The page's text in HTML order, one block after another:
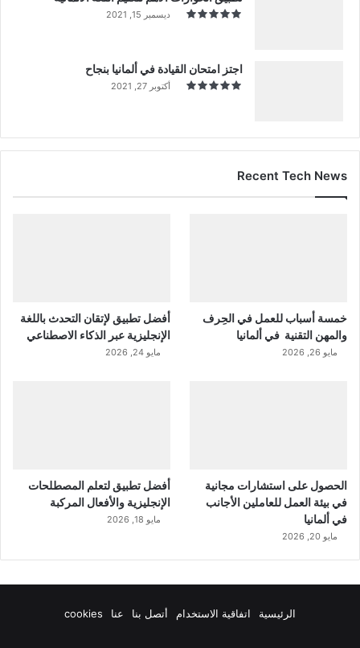
ديسمبر 15, 2021
اجتز امتحان القيادة في ألمانيا بنجاح
أكتوبر 27, 2021
Recent Tech News
خمسة أسباب للعمل في الحِرف
والمهن التقنية في ألمانيا
مايو 26, 2026
أفضل تطبيق لإتقان التحدث باللغة
الإنجليزية عبر الذكاء الاصطناعي
مايو 24, 2026
الحصول على استشارات مجانية
في بيئة العمل للعاملين الأجانب
في ألمانيا
مايو 20, 2026
أفضل تطبيق لتعلم المصطلحات
الإنجليزية والأفعال المركبة
مايو 18, 2026
الرئيسية اتفاقية الاستخدام أتصل بنا عنا cookies